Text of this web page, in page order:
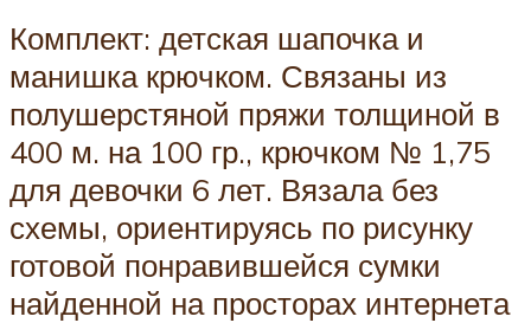
Комплект: детская шапочка и
манишка крючком. Связаны из
полушерстяной пряжи толщиной в
400 м. на 100 гр., крючком № 1,75
для девочки 6 лет. Вязала без
схемы, ориентируясь по рисунку
готовой понравившейся сумки
найденной на просторах интернета